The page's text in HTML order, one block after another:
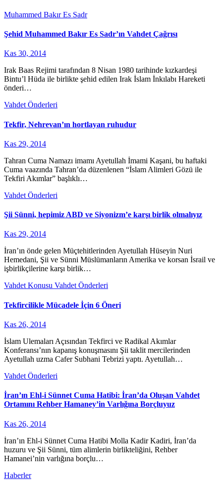
Muhammed Bakır Es Sadr
Şehid Muhammed Bakır Es Sadr’ın Vahdet Çağrısı
Kas 30, 2014
Irak Baas Rejimi tarafından 8 Nisan 1980 tarihinde kızkardeşi
Bintu’l Hüda ile birlikte şehid edilen Irak İslam İnkılabı Hareketi
önderi…
Vahdet Önderleri
Tekfir, Nehrevan’ın hortlayan ruhudur
Kas 29, 2014
Tahran Cuma Namazı imamı Ayetullah İmami Kaşani, bu haftaki
Cuma vaazında Tahran’da düzenlenen “İslam Alimleri Gözü ile
Tekfiri Akımlar” başlıklı…
Vahdet Önderleri
Şii Sünni, hepimiz ABD ve Siyonizm’e karşı birlik olmalıyız
Kas 29, 2014
İran’ın önde gelen Müçtehitlerinden Ayetullah Hüseyin Nuri
Hemedani, Şii ve Sünni Müslümanların Amerika ve korsan İsrail ve
işbirlikçilerine karşı birlik…
Vahdet Konusu Vahdet Önderleri
Tekfircilikle Mücadele İçin 6 Öneri
Kas 26, 2014
İslam Ulemaları Açısından Tekfirci ve Radikal Akımlar
Konferansı’nın kapanış konuşmasını Şii taklit mercilerinden
Ayetullah uzma Cafer Subhani Tebrizi yaptı. Ayetullah…
Vahdet Önderleri
İran’ın Ehl-i Sünnet Cuma Hatibi: İran’da Oluşan Vahdet
Ortamını Rehber Hamaney’in Varlığına Borçluyuz
Kas 26, 2014
İran’ın Ehl-i Sünnet Cuma Hatibi Molla Kadir Kadiri, İran’da
huzuru ve Şii Sünni, tüm alimlerin birlikteliğini, Rehber
Hamanei’nin varlığına borçlu…
Haberler